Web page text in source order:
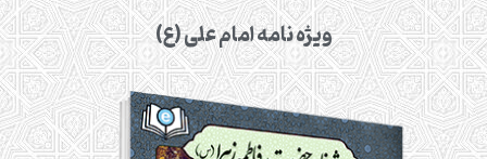
ویژه نامه امام علی (ع)